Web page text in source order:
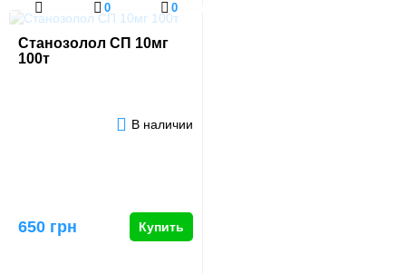
0 0
Станозолол СП 10мг
100т
В наличии
650 грн Купить